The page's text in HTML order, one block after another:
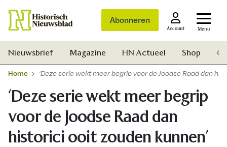
Abonneren
Account Menu
Nieuwsbrief Magazine HN Actueel Shop
Home ‘Deze serie wekt meer begrip voor de Joodse Raad dan
‘Deze serie wekt meer begrip
voor de Joodse Raad dan
historici ooit zouden kunnen’